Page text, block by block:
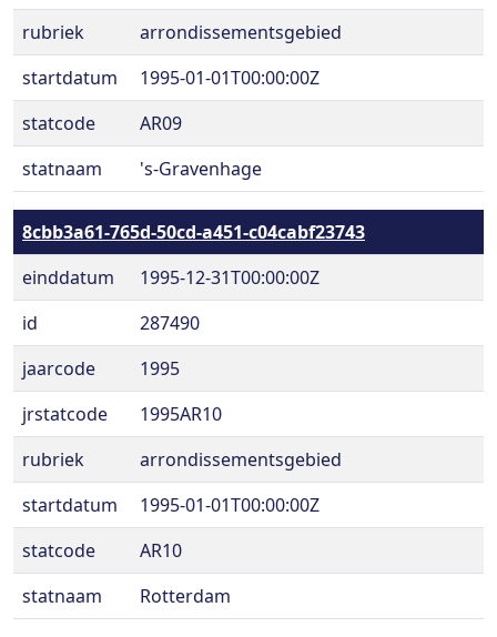
rubriek
arrondissementsgebied
startdatum
1995-01-01T00:00:00Z
statcode
AR09
statnaam
's-Gravenhage
8cbb3a61-765d-50cd-a451-c04cabf23743
einddatum
1995-12-31T00:00:00Z
id
287490
jaarcode
1995
jrstatcode
1995AR10
rubriek
arrondissementsgebied
startdatum
1995-01-01T00:00:00Z
statcode
AR10
statnaam
Rotterdam